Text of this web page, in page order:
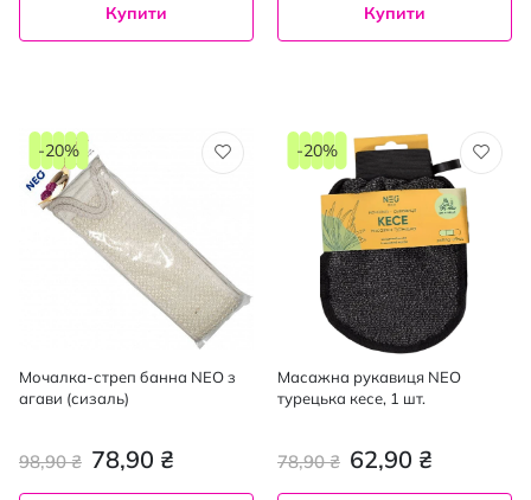
Купити Купити
Мочалка-стреп банна NEO з
агави (сизаль)
78,90 ₴
98,90 ₴
-20%
Масажна рукавиця NEO
турецька кесе, 1 шт.
62,90 ₴
78,90 ₴
-20%